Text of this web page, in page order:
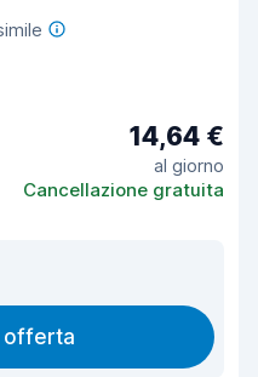
14,64 €
al giorno
Cancellazione gratuita
offerta